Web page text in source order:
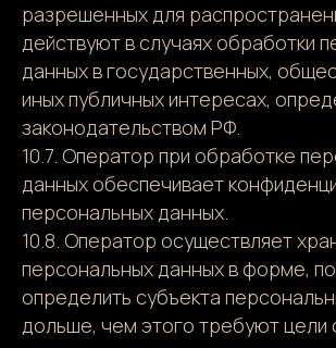
разрешенных для
действуют в случаях обработки
данных в государственных,
иных публичных интересах,
законодательством РФ.
10.7. Оператор при обработке
данных обеспечивает
персональных данных.
10.8. Оператор осуществляет
персональных данных в форме,
определить субъекта
дольше, чем этого требуют цели